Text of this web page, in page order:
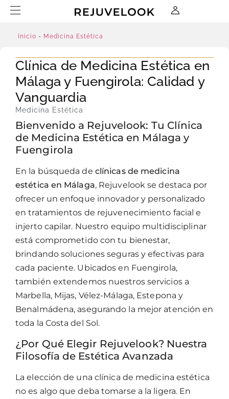
Inicio - Medicina Estética
Clínica de Medicina Estética en
Málaga y Fuengirola: Calidad y
Vanguardia
Medicina Estética
Bienvenido a Rejuvelook: Tu Clínica
de Medicina Estética en Málaga y
Fuengirola
En la búsqueda de clínicas de medicina
estética en Málaga, Rejuvelook se destaca por
ofrecer un enfoque innovador y personalizado
en tratamientos de rejuvenecimiento facial e
injerto capilar. Nuestro equipo multidisciplinar
está comprometido con tu bienestar,
brindando soluciones seguras y efectivas para
cada paciente. Ubicados en Fuengirola,
también extendemos nuestros servicios a
Marbella, Mijas, Vélez-Málaga, Estepona y
Benalmádena, asegurando la mejor atención en
toda la Costa del Sol.
¿Por Qué Elegir Rejuvelook? Nuestra
Filosofía de Estética Avanzada
La elección de una clínica de medicina estética
no es algo que deba tomarse a la ligera. En